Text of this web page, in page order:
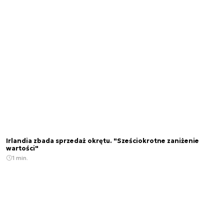
Irlandia zbada sprzedaż okrętu. "Sześciokrotne zaniżenie
wartości"
1 min.